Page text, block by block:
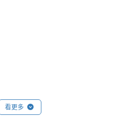
只有松浦能打造的娃娃屋。隨著故
露水般滴落在濃密的世界中，往來
看更多